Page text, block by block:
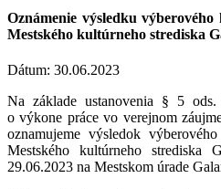
Oznámenie výsledku
Mestského kultúrneho strediska
Dátum: 30.06.2023
Na základe ustanovenia § 5
o výkone práce vo verejnom
oznamujeme výsledok
Mestského kultúrneho strediska
29.06.2023 na Mestskom úrade